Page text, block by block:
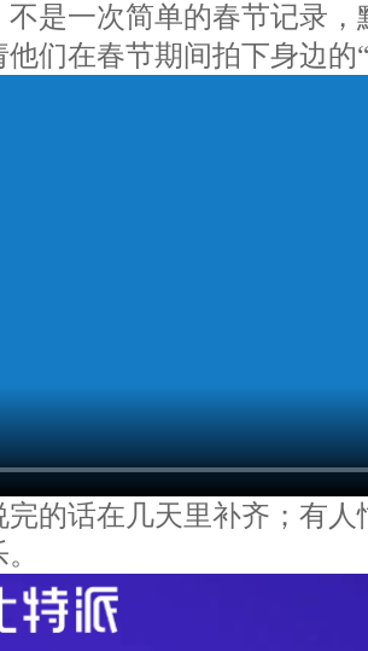
不是一次简单的春节记录，
们在春节期间拍下身边的
完的话在几天里补齐；有人